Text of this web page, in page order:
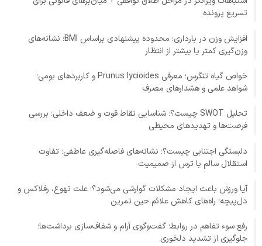
تسریع پرونده
افزایش وزن در بارداری؛ محدوده پیشنهادی براساس BMI؛ نشانه‌های
وزن‌گیری کمتر یا بیشتر از انتظار
خواص گیاه تنگرس؛ معرفی Prunus lycioides و کاربردهای بومی؛
شواهد علمی و هشدارهای مصرف
تحلیل SWOT چیست؟؛ شناسایی نقاط قوت و ضعف داخلی؛ بررسی
فرصت‌ها و تهدیدهای محیطی
دلبستگی اجتنابی چیست؟؛ نشانه‌های فاصله‌گیری عاطفی؛ تفاوت
استقلال سالم با ترس از صمیمیت
آیا ورزش باعث ایجاد مشکلات گوارشی می‌شود؟؛ علت تهوع، رفلاکس و
دل‌پیچه؛ راه‌های کاهش علائم حین تمرین
رفع سوء تفاهم در روابط؛ گفت‌وگوی آرام و شفاف‌سازی برداشت‌ها؛
جلوگیری از تشدید دلخوری